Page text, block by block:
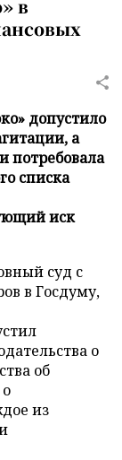
в
допустило
а
потребовала
списка
иск
суд с
в Госдуму,
о
об
из